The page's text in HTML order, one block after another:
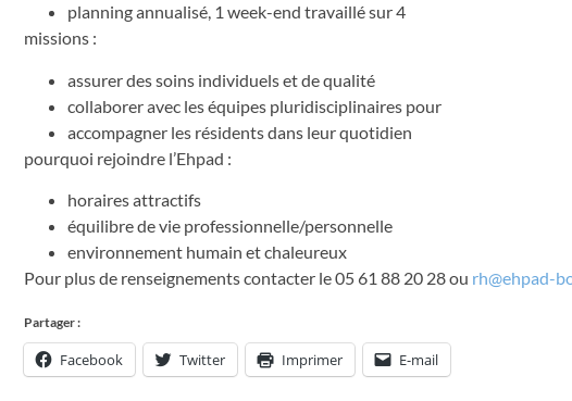
planning annualisé, 1 week-end travaillé sur 4
missions :
assurer des soins individuels et de qualité
collaborer avec les équipes pluridisciplinaires pour
accompagner les résidents dans leur quotidien
pourquoi rejoindre l’Ehpad :
horaires attractifs
équilibre de vie professionnelle/personnelle
environnement humain et chaleureux
Pour plus de renseignements contacter le 05 61 88 20 28 ou rh@ehpad-
Partager :
Facebook Twitter Imprimer E-mail